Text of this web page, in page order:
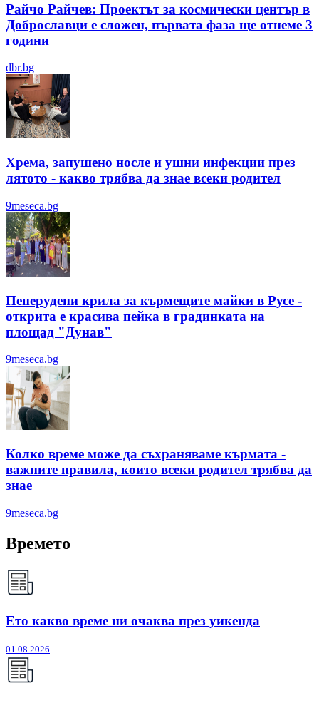
Райчо Райчев: Проектът за космически център в
Доброславци е сложен, първата фаза ще отнеме 3
години
dbr.bg
Хрема, запушено носле и ушни инфекции през
лятотo - какво трябва да знае всеки родител
9meseca.bg
Пеперудени крила за кърмещите майки в Русе -
открита е красива пейка в градинката на
площад "Дунав"
9meseca.bg
Колко време може да съхраняваме кърмата -
важните правила, които всеки родител трябва да
знае
9meseca.bg
Времето
Ето какво време ни очаква през уикенда
01.08.2026